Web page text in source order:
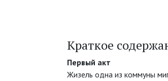
Краткое
Первый акт
Жизель одна из коммуны